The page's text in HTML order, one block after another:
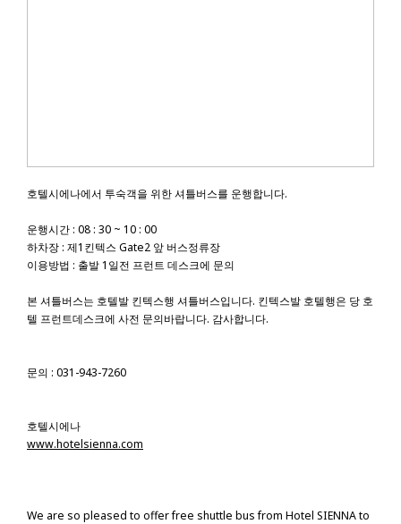
호텔시에나에서 투숙객을 위한 셔틀버스를 운행합니다.
운행시간 : 08 : 30 ~ 10 : 00
하차장 : 제1킨텍스 Gate2 앞 버스정류장
이용방법 : 출발 1일전 프런트 데스크에 문의
본 셔틀버스는 호텔발 킨텍스행 셔틀버스입니다. 킨텍스발 호텔행은 당 호
텔 프런트데스크에 사전 문의바랍니다. 감사합니다.
문의 : 031-943-7260
호텔시에나
www.hotelsienna.com
We are so pleased to offer free shuttle bus from Hotel SIENNA to